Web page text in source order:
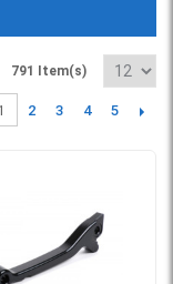
791 Item(s)
2 3 4 5